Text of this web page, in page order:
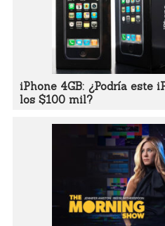
iPhone 4GB: ¿Podría este
los $100 mil?